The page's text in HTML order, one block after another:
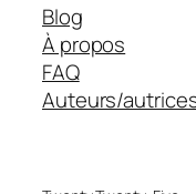
Blog
À propos
FAQ
Auteurs/